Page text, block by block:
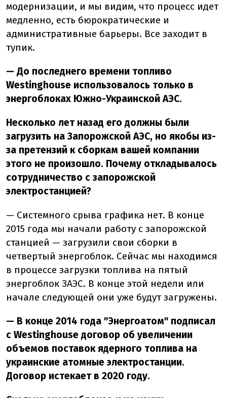
модернизации, и мы видим, что процесс идет
медленно, есть бюрократические и
административные барьеры. Все заходит в
тупик.
— До последнего времени топливо
Westinghouse использовалось только в
энергоблоках Южно-Украинской АЭС.
Несколько лет назад его должны были
загрузить на Запорожской АЭС, но якобы из-
за претензий к сборкам вашей компании
этого не произошло. Почему откладывалось
сотрудничество с запорожской
электростанцией?
— Системного срыва графика нет. В конце
2015 года мы начали работу с запорожской
станцией — загрузили свои сборки в
четвертый энергоблок. Сейчас мы находимся
в процессе загрузки топлива на пятый
энергоблок ЗАЭС. В конце этой недели или
начале следующей они уже будут загружены.
— В конце 2014 года "Энергоатом" подписал
с Westinghouse договор об увеличении
объемов поставок ядерного топлива на
украинские атомные электростанции.
Договор истекает в 2020 году.